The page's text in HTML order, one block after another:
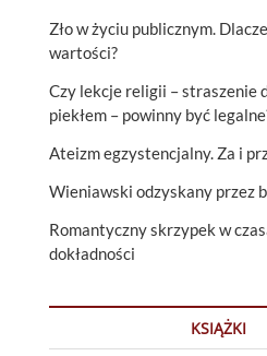
Zło w życiu publicznym.
wartości?
Czy lekcje religii – straszenie
piekłem – powinny być
Ateizm egzystencjalny. Za i
Wieniawski odzyskany przez
Romantyczny skrzypek w
dokładności
KSIĄŻKI